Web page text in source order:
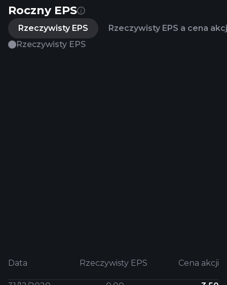
Roczny EPS
Rzeczywisty EPS
Rzeczywisty EPS a cena
Rzeczywisty EPS
Data Rzeczywisty EPS Cena akcji